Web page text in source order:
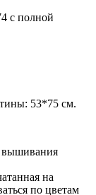
с полной
53*75 см.
вышивания
на
по цветам